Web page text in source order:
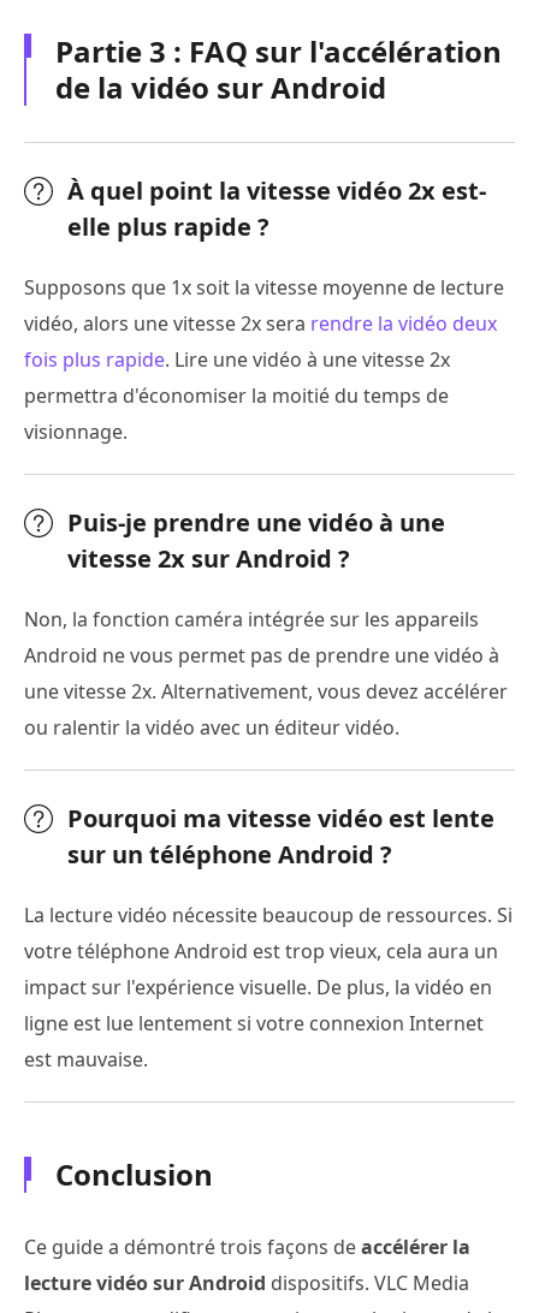
Partie 3 : FAQ sur l'accélération
de la vidéo sur Android
À quel point la vitesse vidéo 2x est-
elle plus rapide ?
Supposons que 1x soit la vitesse moyenne de lecture
vidéo, alors une vitesse 2x sera rendre la vidéo deux
fois plus rapide. Lire une vidéo à une vitesse 2x
permettra d'économiser la moitié du temps de
visionnage.
Puis-je prendre une vidéo à une
vitesse 2x sur Android ?
Non, la fonction caméra intégrée sur les appareils
Android ne vous permet pas de prendre une vidéo à
une vitesse 2x. Alternativement, vous devez accélérer
ou ralentir la vidéo avec un éditeur vidéo.
Pourquoi ma vitesse vidéo est lente
sur un téléphone Android ?
La lecture vidéo nécessite beaucoup de ressources. Si
votre téléphone Android est trop vieux, cela aura un
impact sur l'expérience visuelle. De plus, la vidéo en
ligne est lue lentement si votre connexion Internet
est mauvaise.
Conclusion
Ce guide a démontré trois façons deaccélérer la
lecture vidéo sur Android dispositifs. VLC Media